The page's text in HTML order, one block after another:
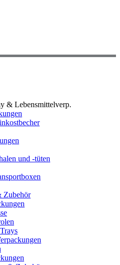
& Lebensmittelverp.
und -tüten
Zubehör